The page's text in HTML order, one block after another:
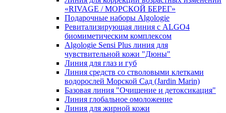
«RIVAGE / МОРСКОЙ БЕРЕГ»
Подарочные наборы Algologie
Ревитализирующая линия с ALGO4
биомиметическим комплексом
Algologie Sensi Plus линия для
чувcтвительной кожи "Дюны"
Линия для глаз и губ
Линия средств со стволовыми клетками
водорослей Морской Сад (Jardin Marin)
Базовая линия "Очищение и детоксикация"
Линия глобальное омоложение
Линия для жирной кожи